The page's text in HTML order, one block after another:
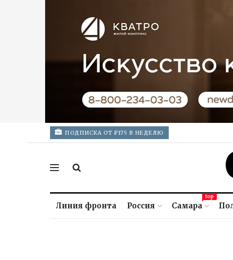
ПОДПИСКА ОТ ₽175 В НЕДЕЛЮ
Линия фронта Россия Самара
top